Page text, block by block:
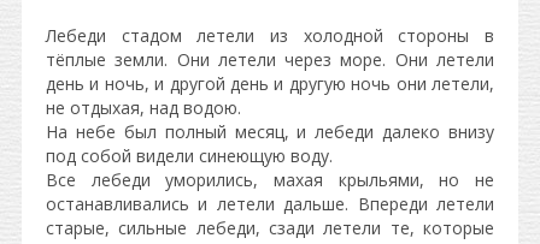
Лебеди стадом летели из холодной стороны в
тёплые земли. Они летели через море. Они летели
день и ночь, и другой день и другую ночь они летели,
не отдыхая, над водою.
На небе был полный месяц, и лебеди далеко внизу
под собой видели синеющую воду.
Все лебеди уморились, махая крыльями, но не
останавливались и летели дальше. Впереди летели
старые, сильные лебеди, сзади летели те, которые